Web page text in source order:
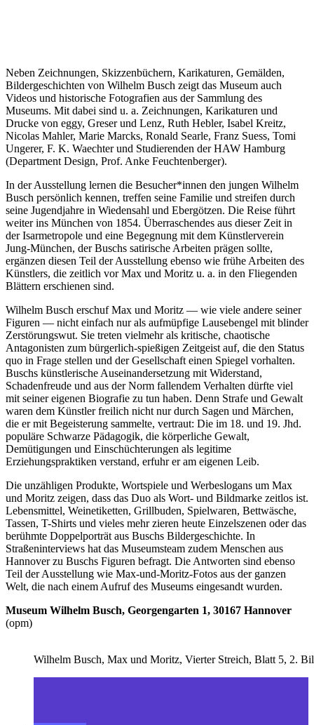
Neben Zeichnungen, Skizzenbüchern, Karikaturen, Gemälden,
Bildergeschichten von Wilhelm Busch zeigt das Museum auch
Videos und historische Fotografien aus der Sammlung des
Museums. Mit dabei sind u. a. Zeichnungen, Karikaturen und
Drucke von eggy, Greser und Lenz, Ruth Hebler, Isabel Kreitz,
Nicolas Mahler, Marie Marcks, Ronald Searle, Franz Suess, Tomi
Ungerer, F. K. Waechter und Studierenden der HAW Hamburg
(Department Design, Prof. Anke Feuchtenberger).
In der Ausstellung lernen die Besucher*innen den jungen Wilhelm
Busch persönlich kennen, treffen seine Familie und streifen durch
seine Jugendjahre in Wiedensahl und Ebergötzen. Die Reise führt
weiter ins München von 1854. Überraschendes aus dieser Zeit in
der Isarmetropole und eine Begegnung mit dem Künstlerverein
Jung-München, der Buschs satirische Arbeiten prägen sollte,
ergänzen diesen Teil der Ausstellung ebenso wie frühe Arbeiten des
Künstlers, die zeitlich vor Max und Moritz u. a. in den Fliegenden
Blättern erschienen sind.
Wilhelm Busch erschuf Max und Moritz — wie viele andere seiner
Figuren — nicht einfach nur als aufmüpfige Lausebengel mit blinder
Zerstörungswut. Sie treten vielmehr als kritische, chaotische
Antagonisten zum bürgerlich-spießigen Zeitgeist auf, die den Status
quo in Frage stellen und der Gesellschaft einen Spiegel vorhalten.
Buschs künstlerische Auseinandersetzung mit Widerstand,
Schadenfreude und aus der Norm fallendem Verhalten dürfte viel
mit seiner eigenen Biografie zu tun haben. Denn Strafe und Gewalt
waren dem Künstler freilich nicht nur durch Sagen und Märchen,
die er mit Begeisterung sammelte, vertraut: Die im 18. und 19. Jhd.
populäre Schwarze Pädagogik, die körperliche Gewalt,
Demütigungen und Einschüchterungen als legitime
Erziehungspraktiken verstand, erfuhr er am eigenen Leib.
Die unzähligen Produkte, Wortspiele und Werbeslogans um Max
und Moritz zeigen, dass das Duo als Wort- und Bildmarke zeitlos ist.
Lebensmittel, Weinetiketten, Grillbuden, Spielwaren, Bettwäsche,
Tassen, T-Shirts und vieles mehr zieren heute Einzelszenen oder das
berühmte Doppelporträt aus Buschs Bildergeschichte. In
Straßeninterviews hat das Museumsteam zudem Menschen aus
Hannover zu Buschs Figuren befragt. Die Antworten sind ebenso
Teil der Ausstellung wie Max-und-Moritz-Fotos aus der ganzen
Welt, die nach einem Aufruf des Museums eingesandt wurden.
Museum Wilhelm Busch, Georgengarten 1, 30167 Hannover
(opm)
Wilhelm Busch, Max und Moritz, Vierter Streich, Blatt 5, 2.